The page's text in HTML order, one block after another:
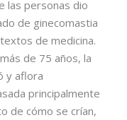
las personas dio
de ginecomastia
de medicina.
de 75 años, la
y aflora
principalmente
de cómo se crían,